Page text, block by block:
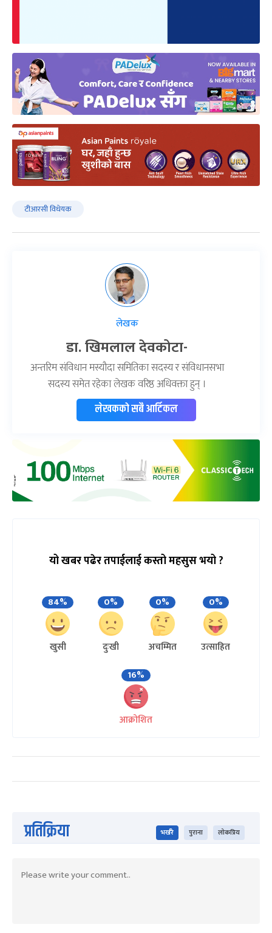
टीआरसी विधेयक
लेखक
डा. खिमलाल देवकोटा-
अन्तरिम संविधान मस्यौदा समितिका सदस्य र संविधानसभा
सदस्य समेत रहेका लेखक वरिष्ठ अधिवक्ता हुन् ।
लेखकको सबै आर्टिकल
यो खबर पढेर तपाईलाई कस्तो महसुस भयो ?
84%
खुसी
0%
दुःखी
0%
अचम्मित
0%
उत्साहित
16%
आक्रोशित
प्रतिक्रिया भर्खरै पुराना लोकप्रिय